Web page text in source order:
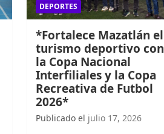
DEPORTES
*Fortalece Mazatlán el
turismo deportivo con
la Copa Nacional
Interfiliales y la Copa
Recreativa de Futbol
2026*
Publicado el julio 17, 2026